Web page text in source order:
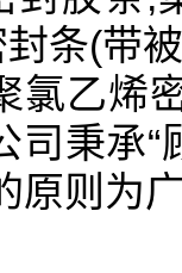
条(带
氯乙烯
司秉承
原则为